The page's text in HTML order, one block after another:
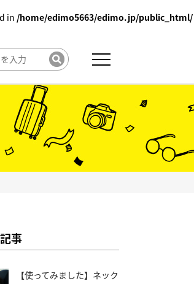
in /home/edimo5663/edimo.jp/public_html/
事
【使ってみました】ネック